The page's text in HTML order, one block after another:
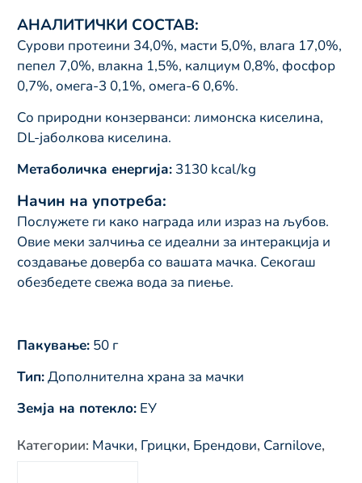
АНАЛИТИЧКИ СОСТАВ:
Сурови протеини 34,0%, масти 5,0%, влага 17,0%,
пепел 7,0%, влакна 1,5%, калциум 0,8%, фосфор
0,7%, омега-3 0,1%, омега-6 0,6%.
Со природни конзерванси: лимонска киселина,
DL-јаболкова киселина.
Метаболичка енергија: 3130 kcal/kg
Начин на употреба:
Послужете ги како награда или израз на љубов.
Овие меки залчиња се идеални за интеракција и
создавање доверба со вашата мачка. Секогаш
обезбедете свежа вода за пиење.
Пакување: 50 г
Тип:Дополнителна храна за мачки
Земја на потекло: ЕУ
Категории: Мачки, Грицки, Брендови, Carnilove,